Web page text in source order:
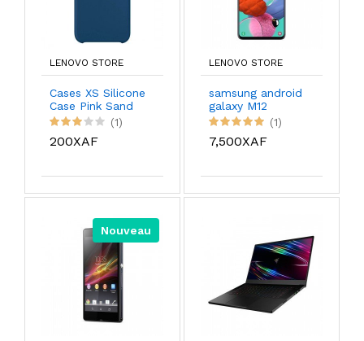
LENOVO STORE
Cases XS Silicone
Case Pink Sand
(1)
200XAF
LENOVO STORE
samsung android
galaxy M12
(1)
7,500XAF
Nouveau